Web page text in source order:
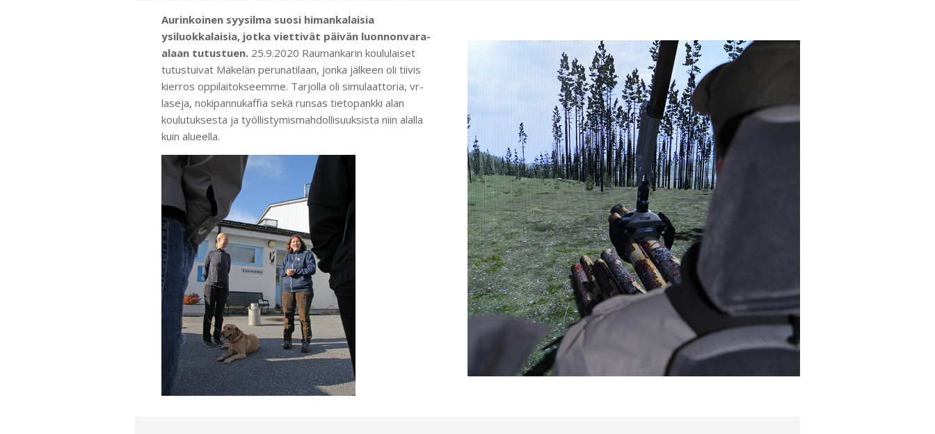
Aurinkoinen syysilma suosi himankalaisia
ysiluokkalaisia, jotka viettivät päivän luonnonvara-
alaan tutustuen. 25.9.2020 Raumankarin koululaiset
tutustuivat Mäkelän perunatilaan, jonka jälkeen oli tiivis
kierros oppilaitokseemme. Tarjolla oli simulaattoria, vr-
laseja, nokipannukaffia sekä runsas tietopankki alan
koulutuksesta ja työllistymismahdollisuuksista niin alalla
kuin alueella.